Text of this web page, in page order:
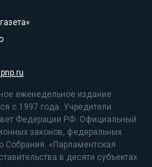
еженедельное издание
с 1997 года. Учредители
Федерации РФ. Официальный
законов, федеральных
Собрания. «Парламентская
в десяти субъектах